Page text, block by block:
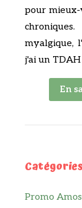
pour
myalgique,
j'ai un
En
Promo